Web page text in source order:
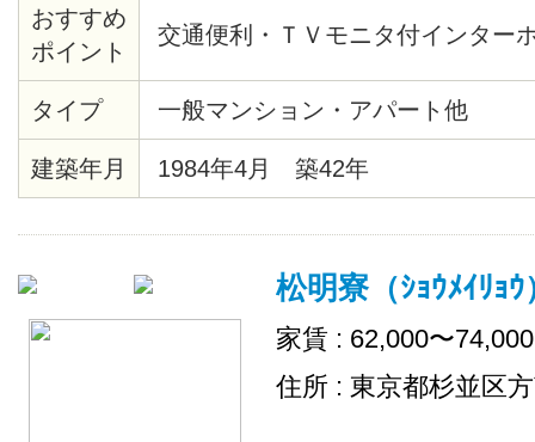
おすすめ
ポイント
交通便利・ＴＶモニタ付インター
タイプ 一般マンション・アパート他
建築年月 1984年4月 築42年
松明寮（ｼｮｳﾒｲﾘｮｳ
家賃 : 62,000〜
住所 : 東京都杉並区